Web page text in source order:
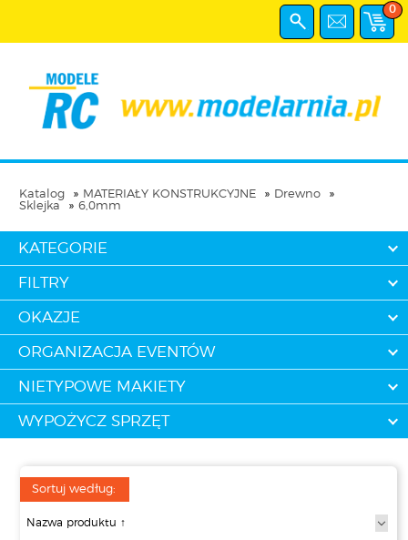
0
Katalog MATERIAŁY KONSTRUKCYJNE
Drewno
Sklejka
6,0mm
KATEGORIE
FILTRY
OKAZJE
ORGANIZACJA EVENTÓW
NIETYPOWE MAKIETY
WYPOŻYCZ SPRZĘT
Sortuj według: